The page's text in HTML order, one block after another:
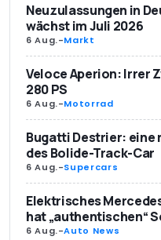
Neuzulassungen in
wächst im Juli 2026
6 Aug.-Markt
Veloce Aperion: Irrer
280 PS
6 Aug.-Motorrad
Bugatti Destrier: eine
des Bolide-Track-Car
6 Aug.-Supercars
Elektrisches
hat „authentischen“
6 Aug.-Auto News